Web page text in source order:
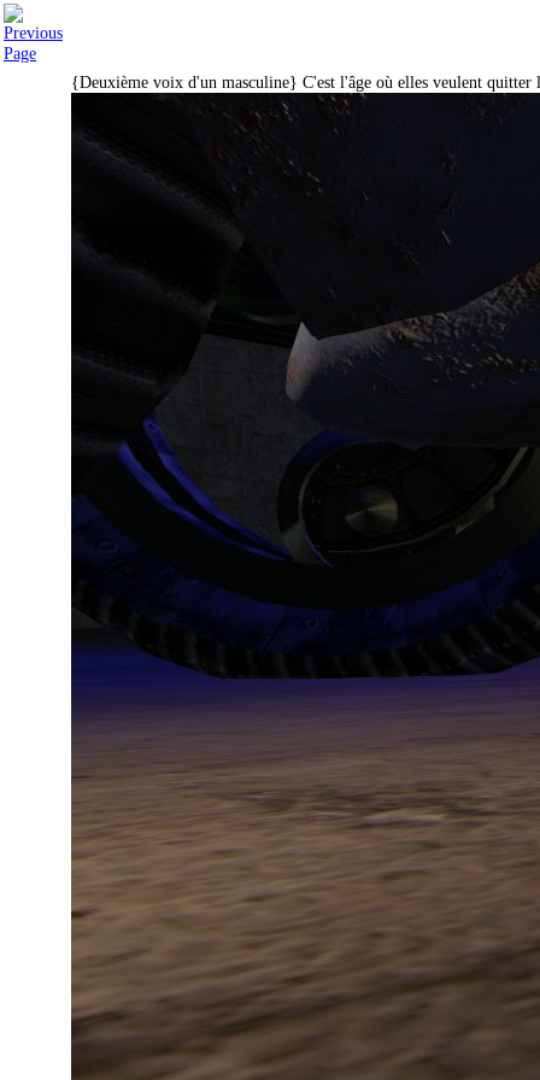
{Deuxième voix d'un masculine} C'est l'âge où elles veulent quitter